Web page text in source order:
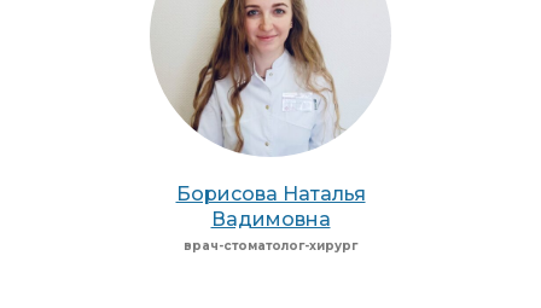
Борисова Наталья
Вадимовна
врач-стоматолог-хирург